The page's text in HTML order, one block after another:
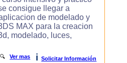
consigue llegar a
de modelado y
MAX para la creacion
modelado, luces,
🔍Ver mas i Solicitar Información